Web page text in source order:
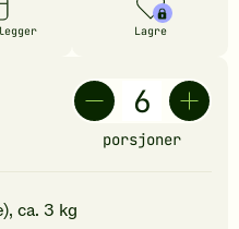
Lagre
porsjoner
ca. 3 kg